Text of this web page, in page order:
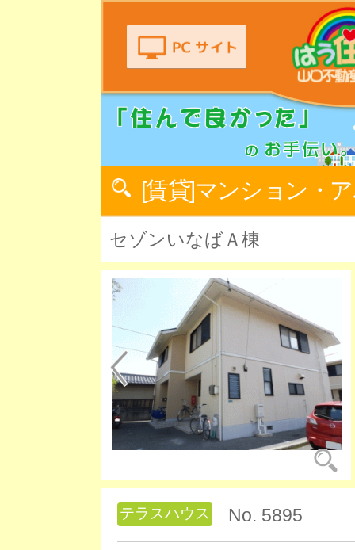
[賃貸]マンション・
セゾンいなばＡ棟
テラスハウス No. 5895